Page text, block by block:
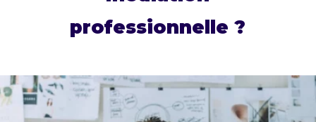
professionnelle ?